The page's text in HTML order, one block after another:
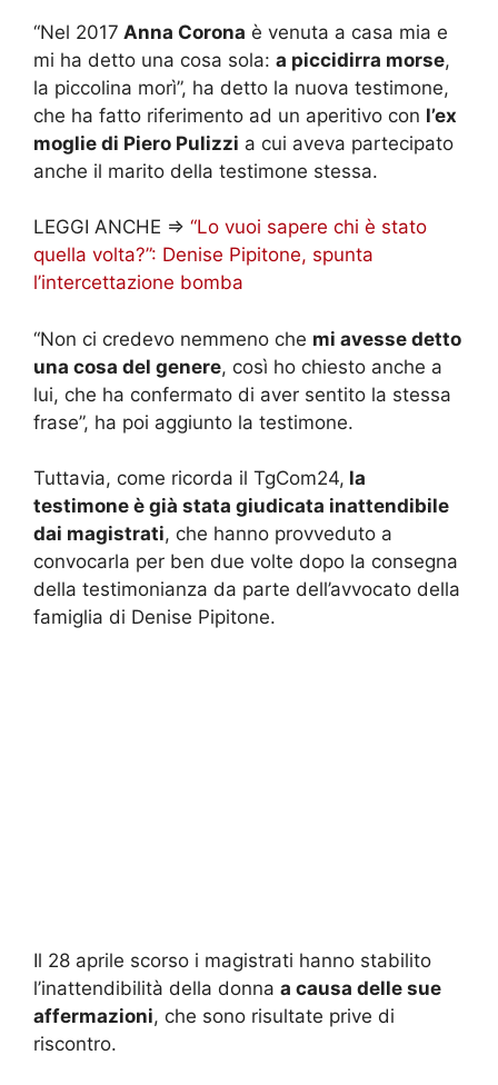
“Nel 2017 Anna Corona è venuta a casa mia e
mi ha detto una cosa sola: a piccidirra morse,
la piccolina morì”, ha detto la nuova testimone,
che ha fatto riferimento ad un aperitivo con l’ex
moglie di Piero Pulizzi a cui aveva partecipato
anche il marito della testimone stessa.
LEGGI ANCHE => “Lo vuoi sapere chi è stato
quella volta?”: Denise Pipitone, spunta
l’intercettazione bomba
“Non ci credevo nemmeno che mi avesse detto
una cosa del genere, così ho chiesto anche a
lui, che ha confermato di aver sentito la stessa
frase”, ha poi aggiunto la testimone.
Tuttavia, come ricorda il TgCom24, la
testimone è già stata giudicata inattendibile
dai magistrati, che hanno provveduto a
convocarla per ben due volte dopo la consegna
della testimonianza da parte dell’avvocato della
famiglia di Denise Pipitone.
Il 28 aprile scorso i magistrati hanno stabilito
l’inattendibilità della donna a causa delle sue
affermazioni, che sono risultate prive di
riscontro.